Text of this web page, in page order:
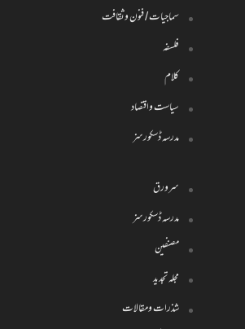
سماجیات / فنون وثقافت
فلسفہ
کلام
سیاست واقتصاد
مدرسہ ڈسکورسز
سرورق
مدرسہ ڈسکورسز
مصنفین
مجلہ تجدید
شذرات ومقالات